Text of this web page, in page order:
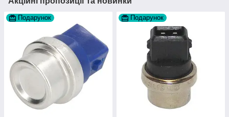
Подарунок Подарунок